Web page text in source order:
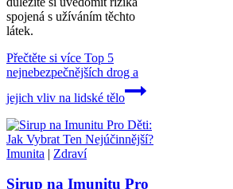
spojená s užíváním těchto
látek.
Přečtěte si více Top 5
nejnebezpečnějších drog a
jejich vliv na lidské tělo
Imunita | Zdraví
Sirup na Imunitu Pro